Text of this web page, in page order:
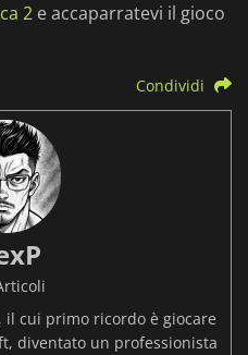
2 e accaparratevi il gioco
Condividi
cui primo ricordo è giocare
diventato un professionista